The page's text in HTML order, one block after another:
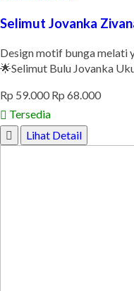
Selimut Jovanka
Design motif bunga melati
🌟Selimut Bulu Jovanka
Rp 59.000 Rp 68.000
Tersedia
Lihat Detail